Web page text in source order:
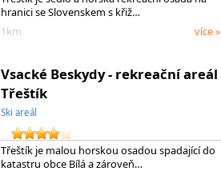
hranici se Slovenskem s křiž…
1km
více »
Vsacké Beskydy - rekreační areál
Třeštík
Ski areál
Třeštík je malou horskou osadou spadající do
katastru obce Bílá a zároveň…